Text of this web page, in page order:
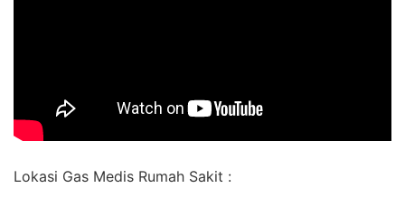
Lokasi Gas Medis Rumah Sakit :